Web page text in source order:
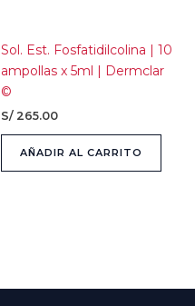
Sol. Est. Fosfatidilcolina | 10
ampollas x 5ml | Dermclar
©
S/ 265.00
AÑADIR AL CARRITO